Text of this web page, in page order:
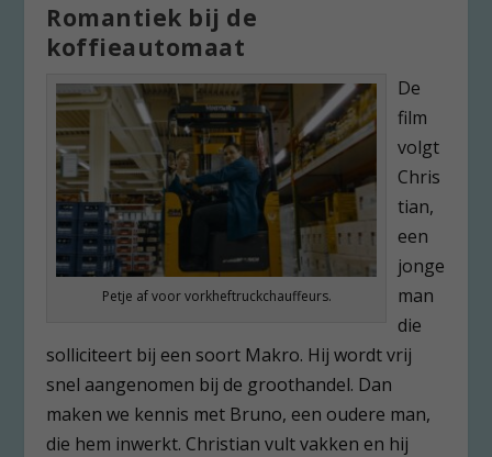
Romantiek bij de
koffieautomaat
Petje af voor vorkheftruckchauffeurs.
De
film
volgt
Chris
tian,
een
jonge
man
die
solliciteert bij een soort Makro. Hij wordt vrij
snel aangenomen bij de groothandel. Dan
maken we kennis met Bruno, een oudere man,
die hem inwerkt. Christian vult vakken en hij